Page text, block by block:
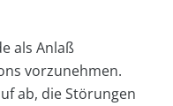
als Anlaß
vorzunehmen.
ab, die Störungen